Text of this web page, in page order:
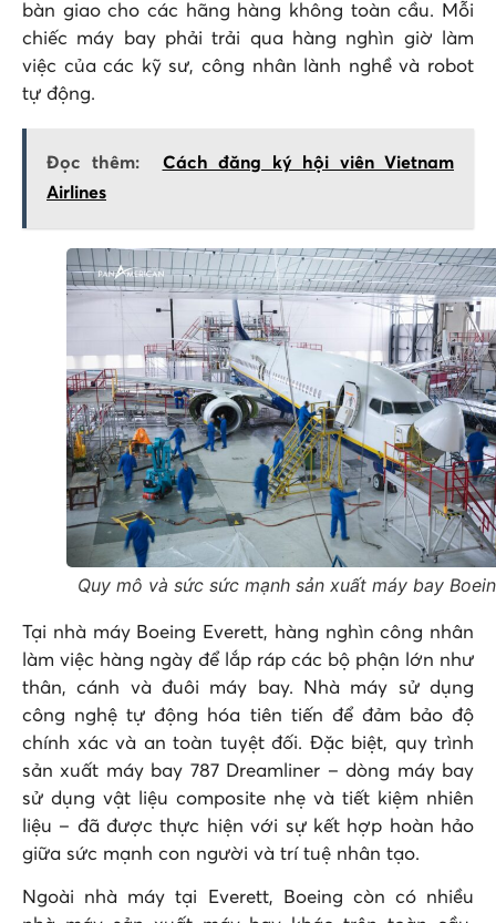
bàn giao cho các hãng hàng không toàn cầu. Mỗi
chiếc máy bay phải trải qua hàng nghìn giờ làm
việc của các kỹ sư, công nhân lành nghề và robot
tự động.
Đọc thêm:
Cách đăng ký hội viên Vietnam
Airlines
Quy mô và sức sức mạnh sản xuất máy bay
Tại nhà máy Boeing Everett, hàng nghìn công nhân
làm việc hàng ngày để lắp ráp các bộ phận lớn như
thân, cánh và đuôi máy bay. Nhà máy sử dụng
công nghệ tự động hóa tiên tiến để đảm bảo độ
chính xác và an toàn tuyệt đối. Đặc biệt, quy trình
sản xuất máy bay 787 Dreamliner – dòng máy bay
sử dụng vật liệu composite nhẹ và tiết kiệm nhiên
liệu – đã được thực hiện với sự kết hợp hoàn hảo
giữa sức mạnh con người và trí tuệ nhân tạo.
Ngoài nhà máy tại Everett, Boeing còn có nhiều